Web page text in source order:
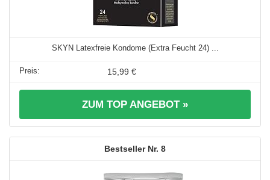
SKYN Latexfreie Kondome (Extra Feucht 24) ...
15,99 €
ZUM TOP ANGEBOT »
8